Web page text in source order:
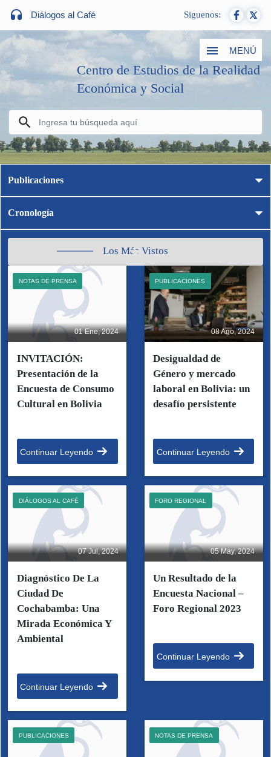
Diálogos al Café Siguenos:
MENÚ
Centro de Estudios de la Realidad
Económica y Social
Publicaciones
Cronología
Los Más Vistos
01 Ene, 2024
NOTAS DE PRENSA
INVITACIÓN:
Presentación de la
Encuesta de Consumo
Cultural en Bolivia
Continuar Leyendo
08 Ago, 2024
PUBLICACIONES
Desigualdad de
Género y mercado
laboral en Bolivia: un
desafío persistente
Continuar Leyendo
07 Jul, 2024
DIÁLOGOS AL CAFÉ
Diagnóstico De La
Ciudad De
Cochabamba: Una
Mirada Económica Y
Ambiental
Continuar Leyendo
05 May, 2024
FORO REGIONAL
Un Resultado de la
Encuesta Nacional –
Foro Regional 2023
Continuar Leyendo
PUBLICACIONES NOTAS DE PRENSA